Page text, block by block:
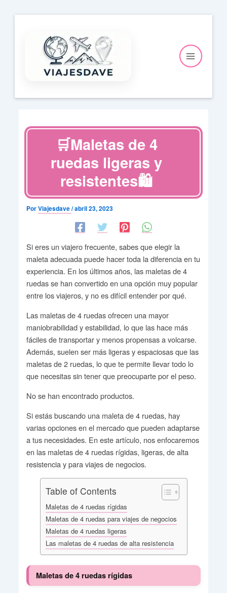
contenido
🛒Maletas de 4
ruedas ligeras y
resistentes🛍️
PorViajesdave/abril 23, 2023
Si eres un viajero frecuente, sabes que elegir la
maleta adecuada puede hacer toda la diferencia en tu
experiencia. En los últimos años, las maletas de 4
ruedas se han convertido en una opción muy popular
entre los viajeros, y no es difícil entender por qué.
Las maletas de 4 ruedas ofrecen una mayor
maniobrabilidad y estabilidad, lo que las hace más
fáciles de transportar y menos propensas a volcarse.
Además, suelen ser más ligeras y espaciosas que las
maletas de 2 ruedas, lo que te permite llevar todo lo
que necesitas sin tener que preocuparte por el peso.
No se han encontrado productos.
Si estás buscando una maleta de 4 ruedas, hay
varias opciones en el mercado que pueden adaptarse
a tus necesidades. En este artículo, nos enfocaremos
en las maletas de 4 ruedas rígidas, ligeras, de alta
resistencia y para viajes de negocios.
Table of Contents
Maletas de 4 ruedas rígidas
Maletas de 4 ruedas para viajes de negocios
Maletas de 4 ruedas ligeras
Las maletas de 4 ruedas de alta resistencia
Maletas de 4 ruedas rígidas